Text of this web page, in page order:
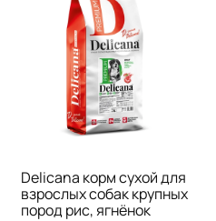
Delicana корм сухой для
взрослых собак крупных
пород рис, ягнёнок